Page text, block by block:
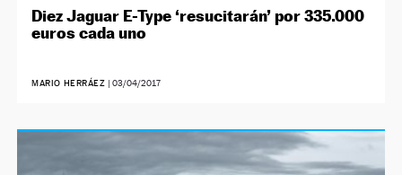
Diez Jaguar E-Type ‘resucitarán’ por 335.000
euros cada uno
MARIO HERRÁEZ |03/04/2017